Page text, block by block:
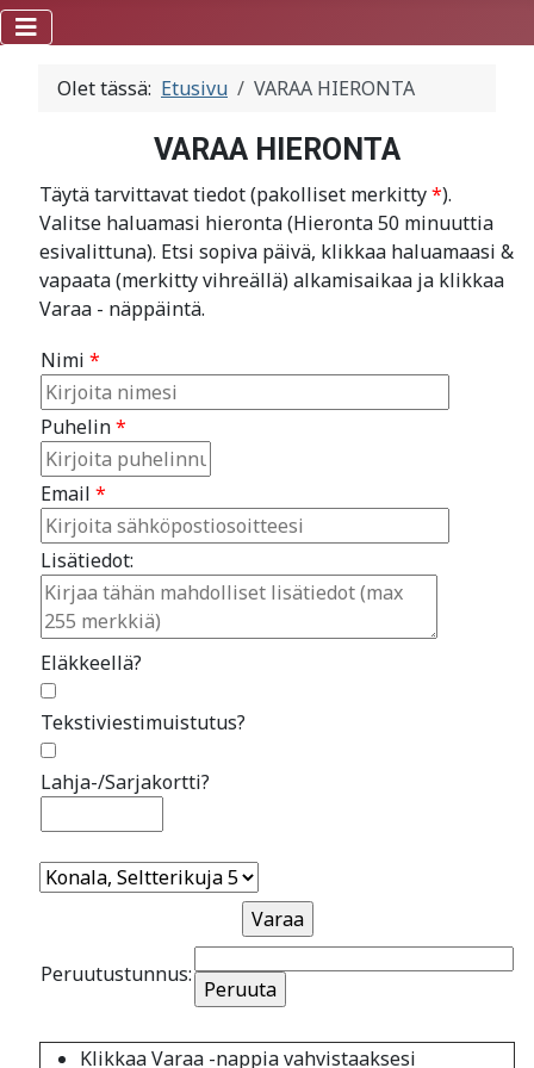
Olet tässä: Etusivu VARAA HIERONTA
VARAA HIERONTA
Täytä tarvittavat tiedot (pakolliset merkitty*).
Valitse haluamasi hieronta (Hieronta 50 minuuttia
esivalittuna). Etsi sopiva päivä, klikkaa haluamaasi &
vapaata (merkitty vihreällä) alkamisaikaa ja klikkaa
Varaa - näppäintä.
Nimi *
Puhelin*
Email *
Lisätiedot:
Eläkkeellä?
Tekstiviestimuistutus?
Lahja-/Sarjakortti?
Peruutustunnus:
Klikkaa Varaa -nappia vahvistaaksesi